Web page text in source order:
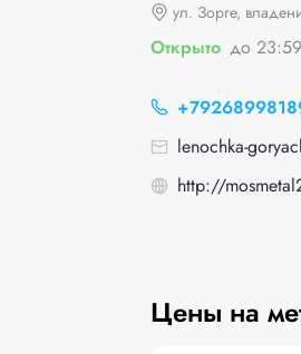
ул. Зорге,
Открыто до 23:59
lenochka-
http://
Цены на